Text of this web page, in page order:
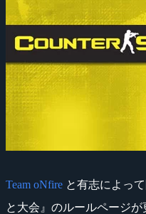
Team oNfire と有志によっ
と大会』のルールページが